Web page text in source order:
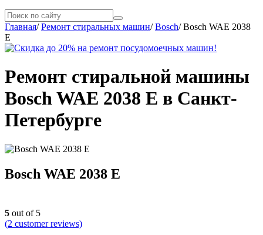
Главная/Ремонт стиральных машин/Bosch/Bosch WAE 2038
E
Ремонт стиральной машины
Bosch WAE 2038 E в Санкт-
Петербурге
Bosch WAE 2038 E
5 out of 5
(2 customer reviews)